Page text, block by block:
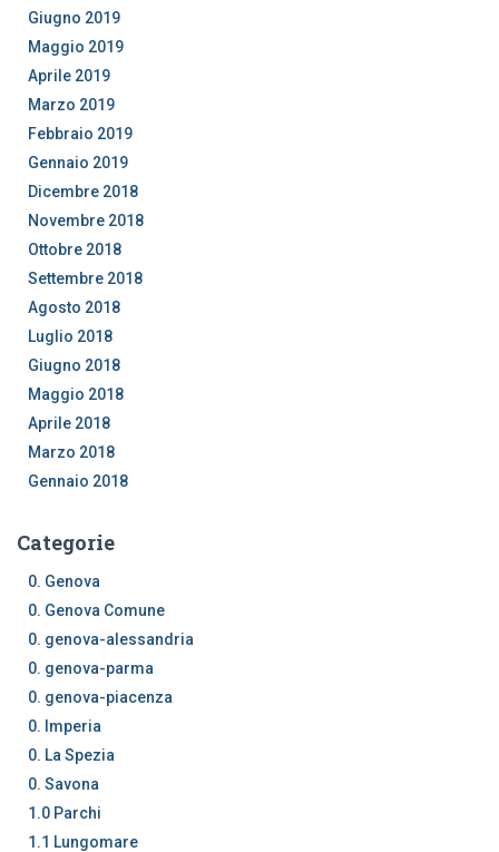
Giugno 2019
Maggio 2019
Aprile 2019
Marzo 2019
Febbraio 2019
Gennaio 2019
Dicembre 2018
Novembre 2018
Ottobre 2018
Settembre 2018
Agosto 2018
Luglio 2018
Giugno 2018
Maggio 2018
Aprile 2018
Marzo 2018
Gennaio 2018
Categorie
0. Genova
0. Genova Comune
0. genova-alessandria
0. genova-parma
0. genova-piacenza
0. Imperia
0. La Spezia
0. Savona
1.0 Parchi
1.1 Lungomare